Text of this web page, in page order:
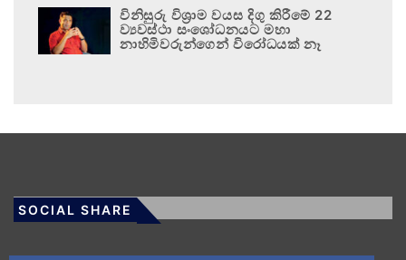
විනිසුරු විශ්‍රාම වයස දිගු කිරීමේ 22
ව්‍යවස්ථා සංශෝධනයට මහා
නාහිමිවරුන්ගෙන් විරෝධයක් නෑ
SOCIAL SHARE